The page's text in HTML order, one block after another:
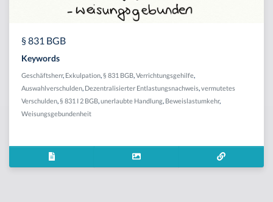
§ 831 BGB
Keywords
Geschäftsherr, Exkulpation § 831 BGB Verrichtungsgehilfe
Auswahlverschulden Dezentralisierter Entlastungsnachweis vermutetes
Verschulden § 831 I 2 BGB unerlaubte Handlung Beweislastumkehr,
Weisungsgebundenheit